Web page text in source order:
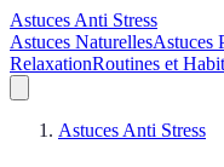
Astuces Anti Stress
Astuces NaturellesAstuces
RelaxationRoutines et
Astuces Anti Stress